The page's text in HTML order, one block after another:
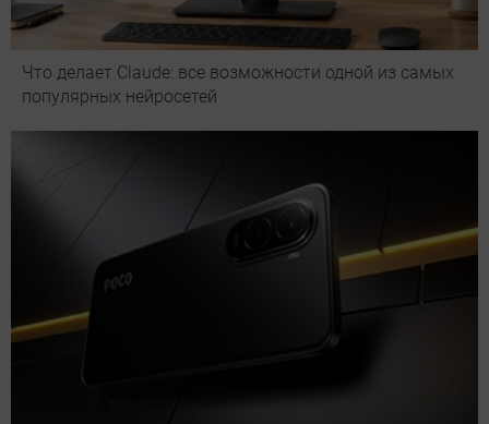
Что делает Сlaude: все возможности одной из самых
популярных нейросетей